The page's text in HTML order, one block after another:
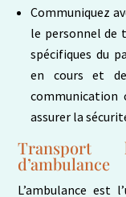
Communiquez
le personnel de
spécifiques du
en cours et
assurer la
Transport
d’ambulance
L’ambulance est